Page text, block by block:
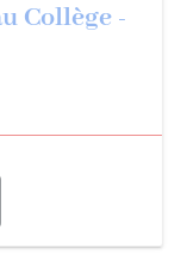
Collège -